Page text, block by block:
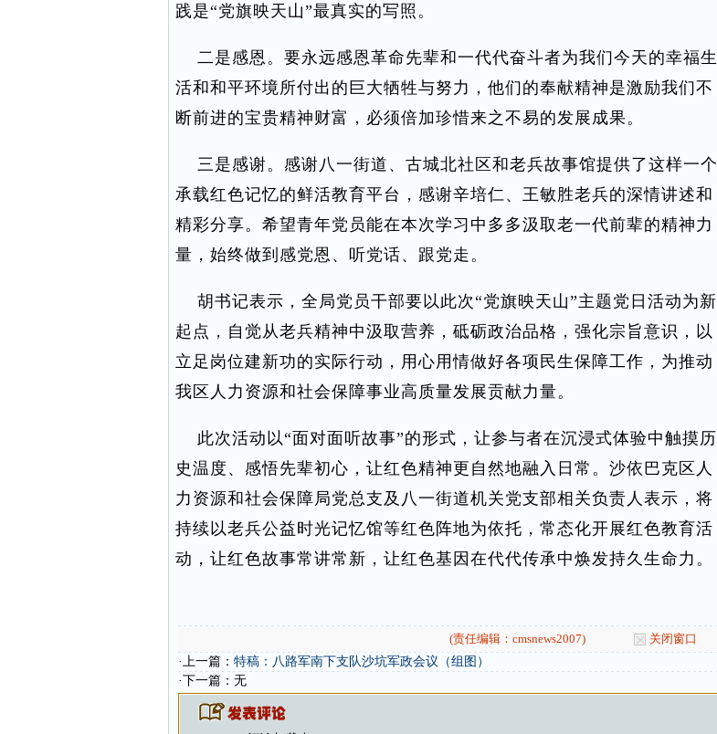
践是“党旗映天山”最真实的写照。
二是感恩。要永远感恩革命先辈和一代代奋斗者为我们今天的幸福生
活和和平环境所付出的巨大牺牲与努力，他们的奉献精神是激励我们不
断前进的宝贵精神财富，必须倍加珍惜来之不易的发展成果。
三是感谢。感谢八一街道、古城北社区和老兵故事馆提供了这样一个
承载红色记忆的鲜活教育平台，感谢辛培仁、王敏胜老兵的深情讲述和
精彩分享。希望青年党员能在本次学习中多多汲取老一代前辈的精神力
量，始终做到感党恩、听党话、跟党走。
胡书记表示，全局党员干部要以此次“党旗映天山”主题党日活动为新
起点，自觉从老兵精神中汲取营养，砥砺政治品格，强化宗旨意识，以
立足岗位建新功的实际行动，用心用情做好各项民生保障工作，为推动
我区人力资源和社会保障事业高质量发展贡献力量。
此次活动以“面对面听故事”的形式，让参与者在沉浸式体验中触摸历
史温度、感悟先辈初心，让红色精神更自然地融入日常。沙依巴克区人
力资源和社会保障局党总支及八一街道机关党支部相关负责人表示，将
持续以老兵公益时光记忆馆等红色阵地为依托，常态化开展红色教育活
动，让红色故事常讲常新，让红色基因在代代传承中焕发持久生命力。
(责任编辑：cmsnews2007)
关闭窗口
·上一篇： 特稿：八路军南下支队沙坑军政会议（组图）
·下一篇：无